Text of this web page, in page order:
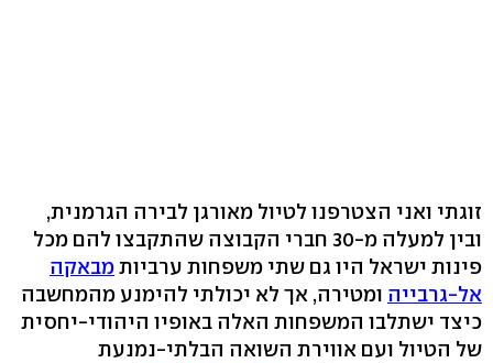
זוגתי ואני הצטרפנו לטיול מאורגן לבירה הגרמנית,
ובין למעלה מ-30 חברי הקבוצה שהתקבצו להם מכל
פינות ישראל היו גם שתי משפחות ערביותמבאקה
אל-גרבייה ומטירה, אך לא יכולתי להימנע מהמחשבה
כיצד ישתלבו המשפחות האלה באופיו היהודי-יחסית
של הטיול ועם אווירת השואה הבלתי-נמנעת